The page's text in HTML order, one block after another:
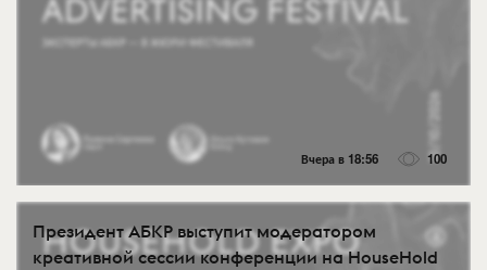
Вчера в 18:56 100
Президент АБКР выступит модератором
креативной сессии конференции на HouseHold